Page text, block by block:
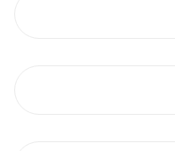
هذه الصفحة